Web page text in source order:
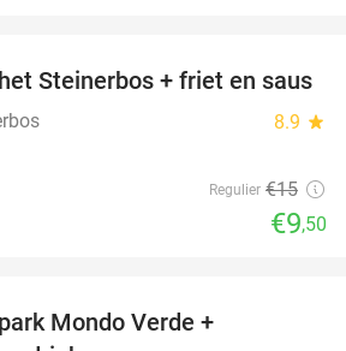
37%
Steinerbos + friet en saus
8.9 star
Regulier €15
€9,50
Mondo Verde +